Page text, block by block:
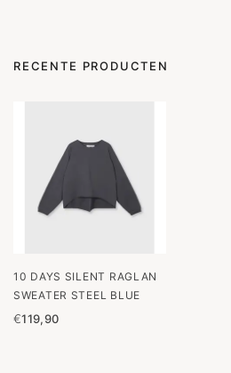
RECENTE PRODUCTEN
10 DAYS SILENT RAGLAN
SWEATER STEEL BLUE
€119,90